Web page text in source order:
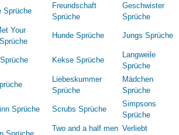
Sprüche
Freundschaft
Sprüche
Geschwister
Sprüche
Your
Hunde Sprüche Jungs Sprüche
Kekse Sprüche
Langweile
Sprüche
Liebeskummer
Sprüche
Mädchen
Sprüche
Sprüche Scrubs Sprüche
Simpsons
Sprüche
Two and a half men Verliebt